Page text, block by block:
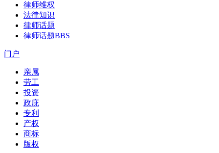
律师维权
法律知识
律师话题
律师话题BBS
门户
亲属
劳工
投资
政庇
专利
产权
商标
版权